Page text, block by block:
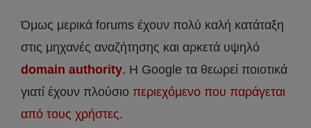
Όμως μερικά forums έχουν πολύ καλή κατάταξη
στις μηχανές αναζήτησης και αρκετά υψηλό
domain authority. Η Google τα θεωρεί ποιοτικά
γιατί έχουν πλούσιο περιεχόμενο που παράγεται
από τους χρήστες.